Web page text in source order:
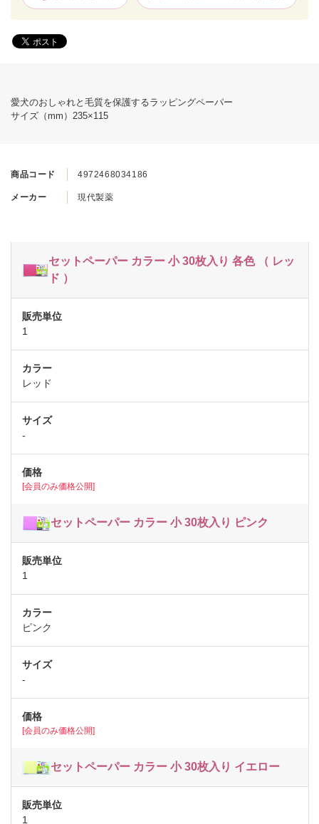
商品コード 4972468034186
メーカー 現代製薬
セットペーパー カラー 小 30枚入り 各色 （ レッ
ド ）
1
レッド
-
[会員のみ価格公開]
セットペーパー カラー 小 30枚入り ピンク
1
ピンク
-
[会員のみ価格公開]
セットペーパー カラー 小 30枚入り イエロー
1
愛犬のおしゃれと毛質を保護するラッピングペーパー
サイズ（mm）235×115